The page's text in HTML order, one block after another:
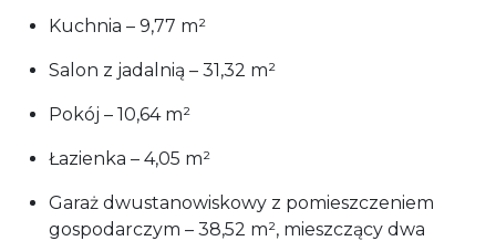
Kuchnia – 9,77 m²
Salon z jadalnią – 31,32 m²
Pokój – 10,64 m²
Łazienka – 4,05 m²
Garaż dwustanowiskowy z pomieszczeniem
gospodarczym – 38,52 m², mieszczący dwa